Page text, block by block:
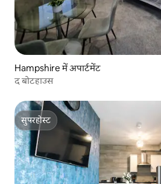
Hampshire में अपार्टमेंट
द बोटहाउस
सुपरहोस्ट
सुपरहोस्ट